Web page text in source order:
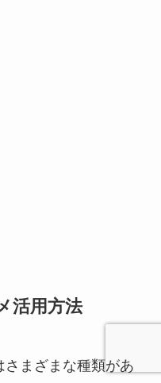
活用方法
まざまな種類があ